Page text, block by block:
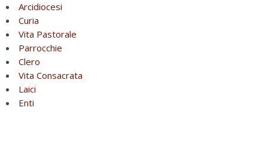
Arcidiocesi
Curia
Vita Pastorale
Parrocchie
Clero
Vita Consacrata
Laici
Enti